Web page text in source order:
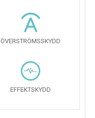
ÖVERSTRÖMSSKYDD
EFFEKTSKYDD